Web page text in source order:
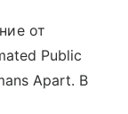
от
Public
Apart. В